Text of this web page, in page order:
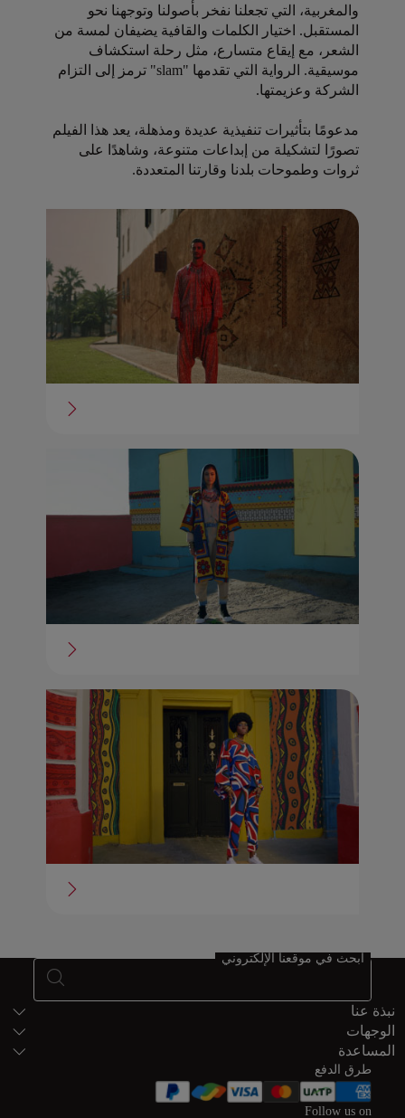
والمغربية، التي تجعلنا نفخر بأصولنا وتوجهنا نحو
المستقبل. اختيار الكلمات والقافية يضيفان لمسة من
الشعر، مع إيقاع متسارع، مثل رحلة استكشاف
موسيقية. الرواية التي تقدمها "slam" ترمز إلى التزام
الشركة وعزيمتها.
مدعومًا بتأثيرات تنفيذية عديدة ومذهلة، يعد هذا الفيلم
تصورًا لتشكيلة من إبداعات متنوعة، وشاهدًا على
ثروات وطموحات بلدنا وقارتنا المتعددة.
الموقع
ابحث في موقعنا الإلكتروني
نبذة عنا
الوجهات
المساعدة
طرق الدفع
Follow us on